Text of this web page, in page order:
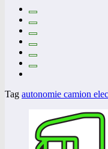
Tag autonomie camion